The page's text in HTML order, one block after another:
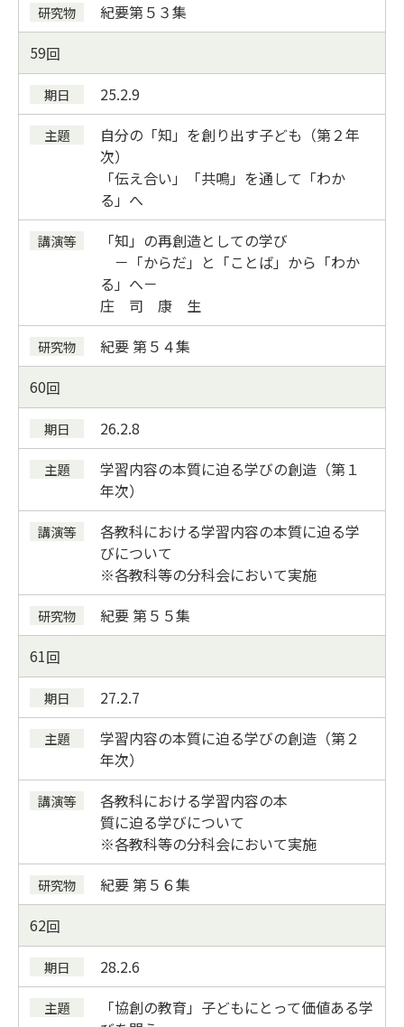
紀要第５３集
59
25.2.9
自分の「知」を創り出す子ども（第２年
次）
「伝え合い」「共鳴」を通して「わか
る」へ
「知」の再創造としての学び
－「からだ」と「ことば」から「わか
る」へ－
庄 司 康 生
紀要第５４集
60
26.2.8
学習内容の本質に迫る学びの創造（第１
年次）
各教科における学習内容の本質に迫る学
びについて
※各教科等の分科会において実施
紀要第５５集
61
27.2.7
学習内容の本質に迫る学びの創造（第２
年次）
各教科における学習内容の本
質に迫る学びについて
※各教科等の分科会において実施
紀要第５６集
62
28.2.6
「協創の教育」子どもにとって価値ある学